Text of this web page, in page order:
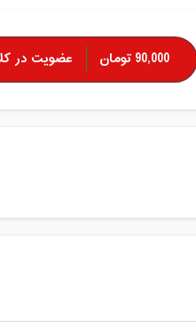
90,000 تومان عضویت در